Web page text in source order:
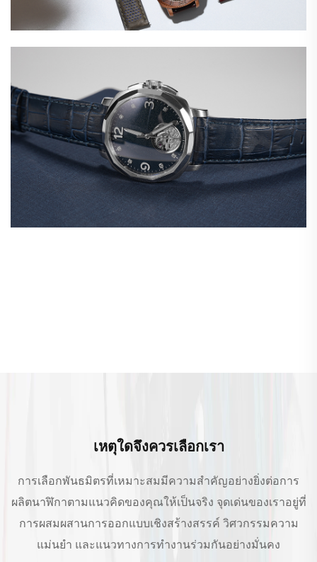
เหตุใดจึงควรเลือกเรา
การเลือกพันธมิตรที่เหมาะสมมีความสำคัญอย่างยิ่งต่อการ
ผลิตนาฬิกาตามแนวคิดของคุณให้เป็นจริง จุดเด่นของเราอยู่ที่
การผสมผสานการออกแบบเชิงสร้างสรรค์ วิศวกรรมความ
แม่นยำ และแนวทางการทำงานร่วมกันอย่างมั่นคง